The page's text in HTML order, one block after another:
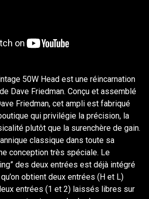
50W Head est une réincarnation
Dave Friedman. Conçu et assemblé
Friedman, cet ampli est fabriqué
qui privilégie la précision, la
plutôt que la surenchère de gain.
classique dans toute sa
conception très spéciale. Le
des deux entrées est déjà intégré
obtient deux entrées (H et L)
entrées (1 et 2) laissés libres sur